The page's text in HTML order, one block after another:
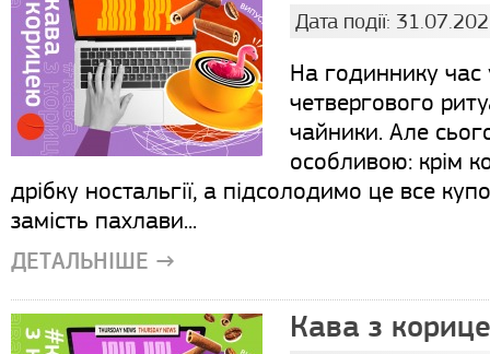
Дата події:
На годиннику
четвергового
чайники. Але
особливою: крім
дрібку ностальгії, а підсолодимо це все
замість пахлави...
ДЕТАЛЬНІШЕ →
Кава з